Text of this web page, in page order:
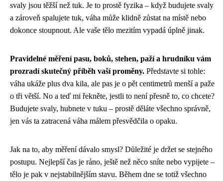
svaly jsou těžší než tuk. Je to prostě fyzika – když budujete svaly
a zároveň spalujete tuk, váha může klidně zůstat na místě nebo
dokonce stoupnout. Ale vaše tělo mezitím vypadá úplně jinak.
Pravidelné měření pasu, boků, stehen, paží a hrudníku vám
prozradí skutečný příběh vaší proměny. Představte si tohle:
váha ukáže plus dva kila, ale pas je o pět centimetrů menší a paže
o tři větší. No a teď mi řekněte, jestli to není přesně to, co chcete?
Budujete svaly, hubnete v tuku – prostě děláte všechno správně,
jen vás ta zatracená váha málem přesvědčila o opaku.
Jak na to, aby měření dávalo smysl? Důležité je držet se stejného
postupu. Nejlepší čas je ráno, ještě než něco sníte nebo vypijete –
tělo je pak v nejstabilnějším stavu. Během dne se totiž všechno